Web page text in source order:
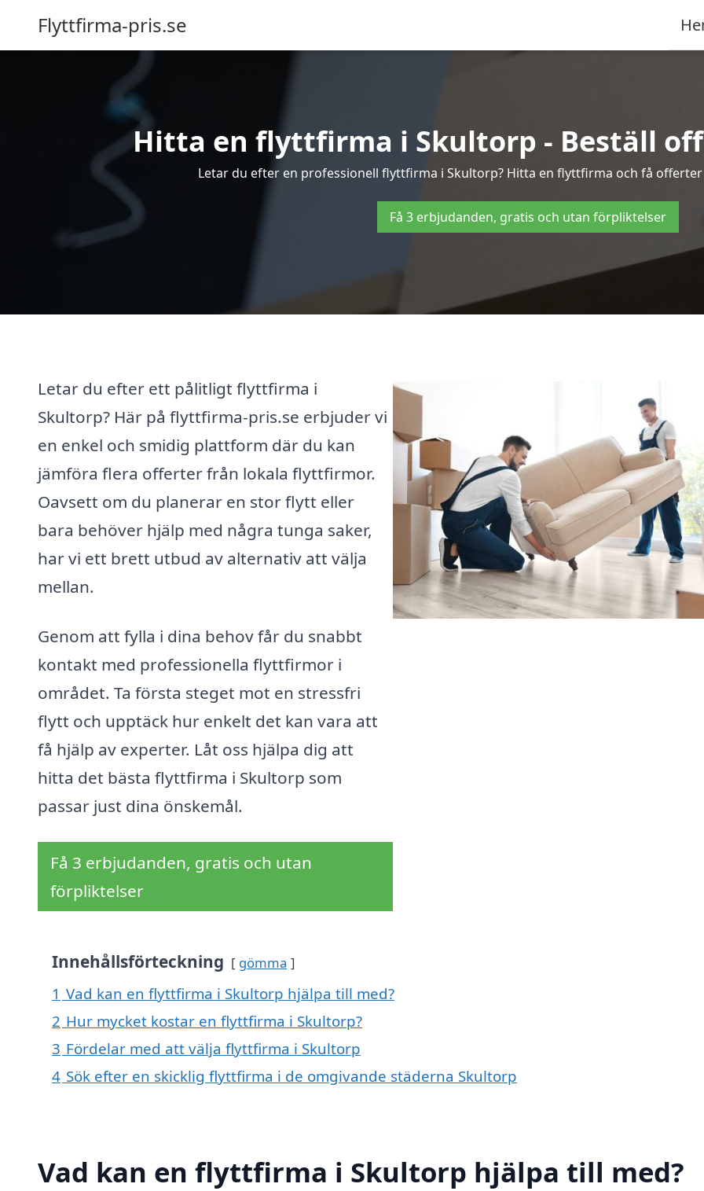
Flyttfirma-pris.se
Hitta en flyttfirma i Skultorp - Beställ
Letar du efter en professionell flyttfirma i Skultorp? Hitta en flyttfirma och få
Få 3 erbjudanden, gratis och utan förpliktelser
Letar du efter ett pålitligt flyttfirma i
Skultorp? Här på flyttfirma-pris.se erbjuder vi
en enkel och smidig plattform där du kan
jämföra flera offerter från lokala flyttfirmor.
Oavsett om du planerar en stor flytt eller
bara behöver hjälp med några tunga saker,
har vi ett brett utbud av alternativ att välja
mellan.
Genom att fylla i dina behov får du snabbt
kontakt med professionella flyttfirmor i
området. Ta första steget mot en stressfri
flytt och upptäck hur enkelt det kan vara att
få hjälp av experter. Låt oss hjälpa dig att
hitta det bästa flyttfirma i Skultorp som
passar just dina önskemål.
Få 3 erbjudanden, gratis och utan
förpliktelser
Innehållsförteckning gömma
1 Vad kan en flyttfirma i Skultorp hjälpa till med?
2 Hur mycket kostar en flyttfirma i Skultorp?
3 Fördelar med att välja flyttfirma i Skultorp
4 Sök efter en skicklig flyttfirma i de omgivande städerna Skultorp
Vad kan en flyttfirma i Skultorp hjälpa till med?